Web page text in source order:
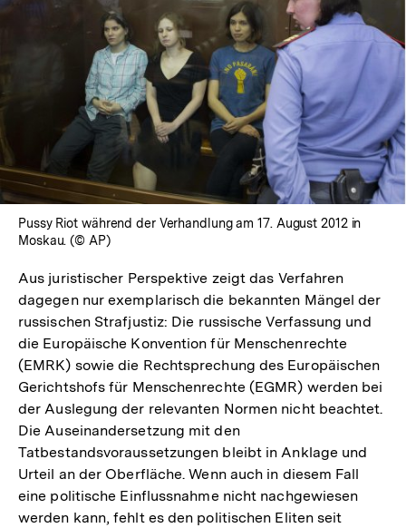
Pussy Riot während der Verhandlung am 17. August 2012 in
Moskau. (© AP)
Aus juristischer Perspektive zeigt das Verfahren
dagegen nur exemplarisch die bekannten Mängel der
russischen Strafjustiz: Die russische Verfassung und
die Europäische Konvention für Menschenrechte
(EMRK) sowie die Rechtsprechung des Europäischen
Gerichtshofs für Menschenrechte (EGMR) werden bei
der Auslegung der relevanten Normen nicht beachtet.
Die Auseinandersetzung mit den
Tatbestandsvoraussetzungen bleibt in Anklage und
Urteil an der Oberfläche. Wenn auch in diesem Fall
eine politische Einflussnahme nicht nachgewiesen
werden kann, fehlt es den politischen Eliten seit